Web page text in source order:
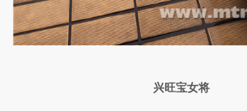
兴旺宝女将